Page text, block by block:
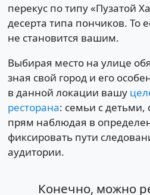
перекус по типу «Пузатой
десерта типа пончиков. То
не становится вашим.
Выбирая место на улице
зная свой город и его
в данной локации вашу
ресторана: семьи с детьми,
прям наблюдая в
фиксировать пути
аудитории.
Конечно, можно